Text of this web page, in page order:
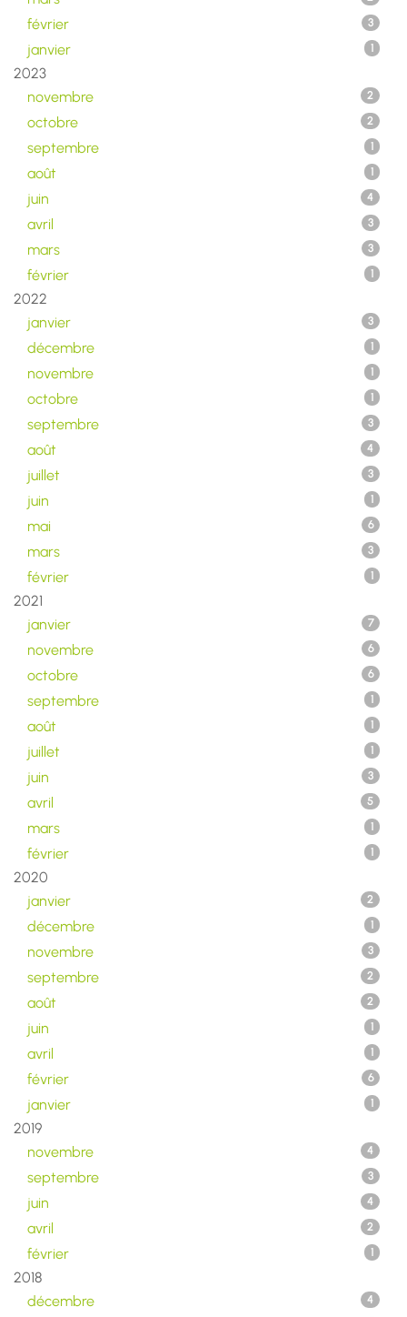
février 3
janvier 1
2023
novembre
2
octobre 2
septembre 1
août 1
juin 4
avril 3
mars 3
février 1
2022
janvier
3
décembre 1
novembre 1
octobre 1
septembre 3
août 4
juillet 3
juin 1
mai 6
mars 3
février 1
2021
janvier
7
novembre 6
octobre 6
septembre 1
août 1
juillet 1
juin 3
avril 5
mars 1
février 1
2020
janvier
2
décembre 1
novembre 3
septembre 2
août 2
juin 1
avril 1
février 6
janvier 1
2019
novembre
4
septembre 3
juin 4
avril 2
février 1
2018
décembre
4